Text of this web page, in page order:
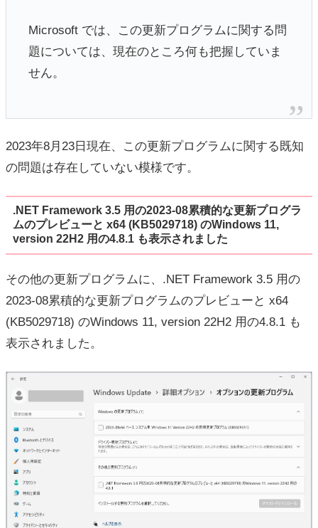
Microsoft では、この更新プログラムに関する問
題については、現在のところ何も把握していま
せん。
2023年8月23日現在、この更新プログラムに関する既知
の問題は存在していない模様です。
.NET Framework 3.5 用の2023-08累積的な更新プログラ
ムのプレビューと x64 (KB5029718) のWindows 11,
version 22H2 用の4.8.1 も表示されました
その他の更新プログラムに、.NET Framework 3.5 用の
2023-08累積的な更新プログラムのプレビューと x64
(KB5029718) のWindows 11, version 22H2 用の4.8.1 も
表示されました。